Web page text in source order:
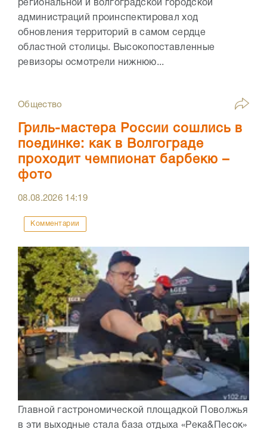
региональной и волгоградской городской
администраций проинспектировал ход
обновления территорий в самом сердце
областной столицы. Высокопоставленные
ревизоры осмотрели нижнюю...
Общество
Гриль-мастера России сошлись в
поединке: как в Волгограде
проходит чемпионат барбекю –
фото
08.08.2026 14:19
Комментарии
Главной гастрономической площадкой Поволжья
в эти выходные стала база отдыха «Река&Песок»